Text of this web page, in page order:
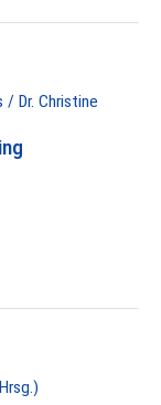
/ Dr. Christine